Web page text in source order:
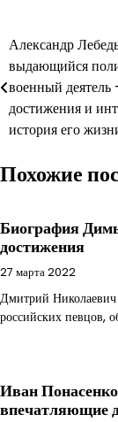
Навигация
по
записям
Александр
выдающийся
военный
достижения и
история его
Похожие
Биография
достижения
27 марта 2022
Дмитрий
российских певцов,
Иван
впечатляющие